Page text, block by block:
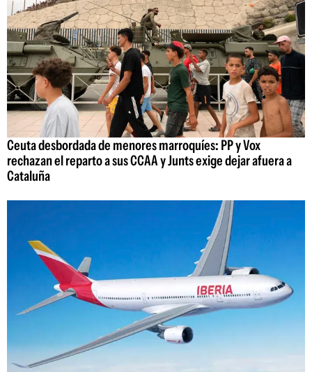
Ceuta desbordada de menores marroquíes: PP y Vox
rechazan el reparto a sus CCAA y Junts exige dejar afuera a
Cataluña